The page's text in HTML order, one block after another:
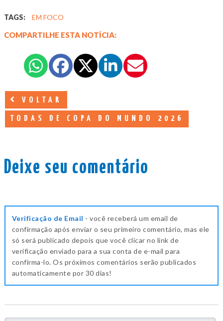
TAGS: EM FOCO
COMPARTILHE ESTA NOTÍCIA:
VOLTAR
TODAS DE COPA DO MUNDO 2026
Deixe seu comentário
Verificação de Email - você receberá um email de
confirmação após enviar o seu primeiro comentário, mas ele
só será publicado depois que você clicar no link de
verificação enviado para a sua conta de e-mail para
confirma-lo. Os próximos comentários serão publicados
automaticamente por 30 dias!